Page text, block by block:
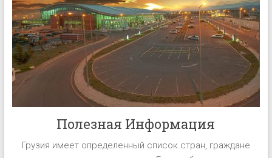
Полезная Информация
Грузия имеет определенный список стран, граждане